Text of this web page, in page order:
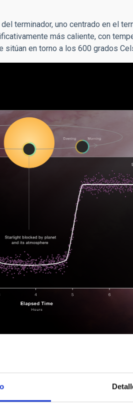
terminador, uno centrado en el
más caliente, con
sitúan en torno a los 600 grados
de brillo del sistema estelar a
ESA, CSA, R. Crawford
esta pequeña diferencia, y esto
del infrarrojo cercano y a sus
movimiento durante la